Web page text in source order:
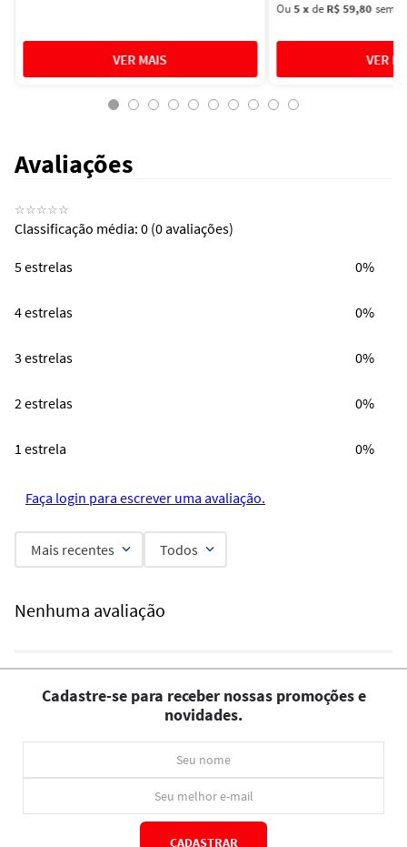
Ou5xdeR$ 59,80 sem
Avaliações
☆☆☆☆☆
Classificação média: 0 (0 avaliações)
5 estrelas 0%
4 estrelas 0%
3 estrelas 0%
2 estrelas 0%
1 estrela 0%
Faça login para escrever uma avaliação.
Mais recentes Todos
Nenhuma avaliação
Cadastre-se para receber nossas promoções e
novidades.
CADASTRAR